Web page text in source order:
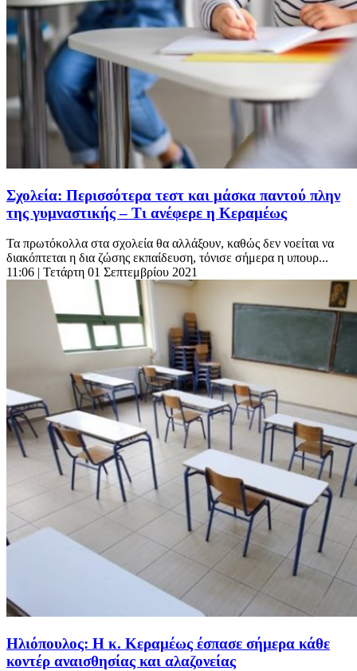
Σχολεία: Περισσότερα τεστ και μάσκα παντού πλην
της γυμναστικής – Τι ανέφερε η Κεραμέως
Τα πρωτόκολλα στα σχολεία θα αλλάξουν, καθώς δεν νοείται να
διακόπτεται η δια ζώσης εκπαίδευση, τόνισε σήμερα η υπουρ...
11:06 | Τετάρτη 01 Σεπτεμβρίου 2021
Ηλιόπουλος: Η κ. Κεραμέως έσπασε σήμερα κάθε
κοντέρ αναισθησίας και αλαζονείας